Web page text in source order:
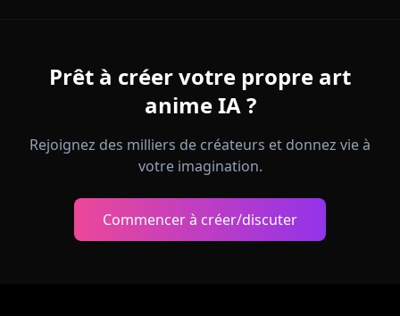
Prêt à créer votre propre art
anime IA ?
Rejoignez des milliers de créateurs et donnez vie à
votre imagination.
Commencer à créer/discuter